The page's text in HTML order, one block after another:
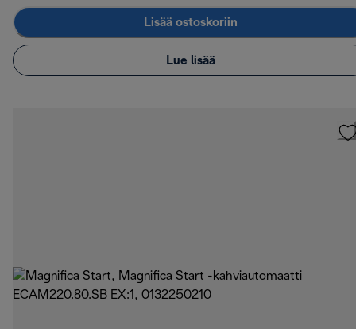
Lisää ostoskoriin
Lue lisää